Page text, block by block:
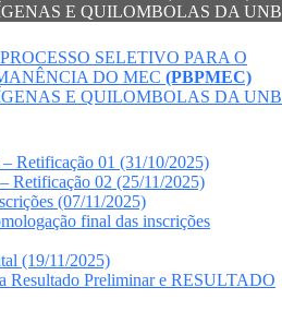
E QUILOMBOLAS DA UNB
SELETIVO PARA O
DO MEC (PBPMEC)
E QUILOMBOLAS DA UNB
Retificação 01 (31/10/2025)
02 (25/11/2025)
(07/11/2025)
final das inscrições
(19/11/2025)
Resultado Preliminar e RESULTADO